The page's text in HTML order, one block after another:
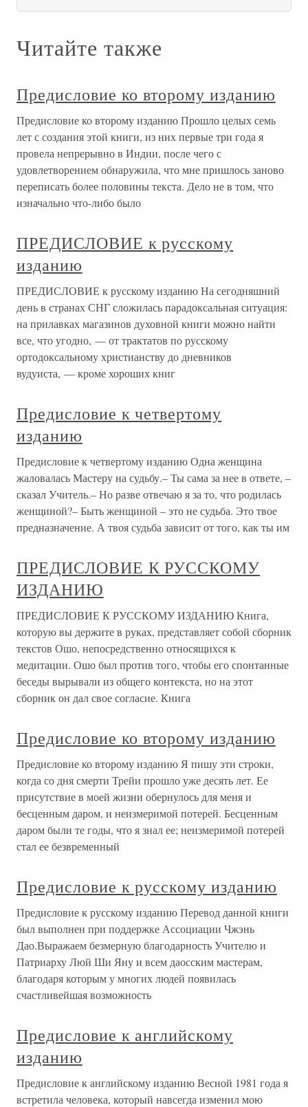
Читайте также
Предисловие ко второму изданию
Предисловие ко второму изданию Прошло целых семь
лет с создания этой книги, из них первые три года я
провела непрерывно в Индии, после чего с
удовлетворением обнаружила, что мне пришлось заново
переписать более половины текста. Дело не в том, что
изначально что-либо было
ПРЕДИСЛОВИЕ к русскому
изданию
ПРЕДИСЛОВИЕ к русскому изданию На сегодняшний
день в странах СНГ сложилась парадоксальная ситуация:
на прилавках магазинов духовной книги можно найти
все, что угодно, — от трактатов по русскому
ортодоксальному христианству до дневников
вудуиста, — кроме хороших книг
Предисловие к четвертому
изданию
Предисловие к четвертому изданию Одна женщина
жаловалась Мастеру на судьбу.– Ты сама за нее в ответе, –
сказал Учитель.– Но разве отвечаю я за то, что родилась
женщиной?– Быть женщиной – это не судьба. Это твое
предназначение. А твоя судьба зависит от того, как ты им
ПРЕДИСЛОВИЕ К РУССКОМУ
ИЗДАНИЮ
ПРЕДИСЛОВИЕ К РУССКОМУ ИЗДАНИЮ Книга,
которую вы держите в руках, представляет собой сборник
текстов Ошо, непосредственно относящихся к
медитации. Ошо был против того, чтобы его спонтанные
беседы вырывали из общего контекста, но на этот
сборник он дал свое согласие. Книга
Предисловие ко второму изданию
Предисловие ко второму изданию Я пишу эти строки,
когда со дня смерти Трейи прошло уже десять лет. Ее
присутствие в моей жизни обернулось для меня и
бесценным даром, и неизмеримой потерей. Бесценным
даром были те годы, что я знал ее; неизмеримой потерей
стал ее безвременный
Предисловие к русскому изданию
Предисловие к русскому изданию Перевод данной книги
был выполнен при поддержке Ассоциации Чжэнь
Дао.Выражаем безмерную благодарность Учителю и
Патриарху Люй Ши Яну и всем даосским мастерам,
благодаря которым у многих людей появилась
счастливейшая возможность
Предисловие к английскому
изданию
Предисловие к английскому изданию Весной 1981 года я
встретила человека, который навсегда изменил мою